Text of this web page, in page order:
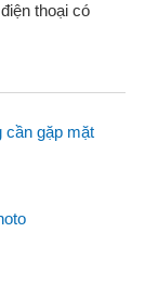
thoại có
cần gặp mặt